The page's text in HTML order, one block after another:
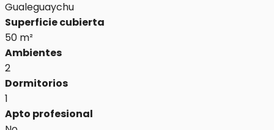
Gualeguaychu
Superficie cubierta
50 m²
Ambientes
2
Dormitorios
1
Apto profesional